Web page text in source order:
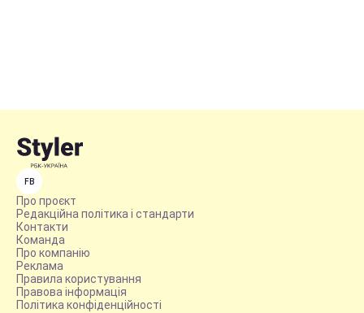
FB
Про проєкт
Редакційна політика і стандарти
Контакти
Команда
Про компанію
Реклама
Правила користування
Правова інформація
Політика конфіденційності